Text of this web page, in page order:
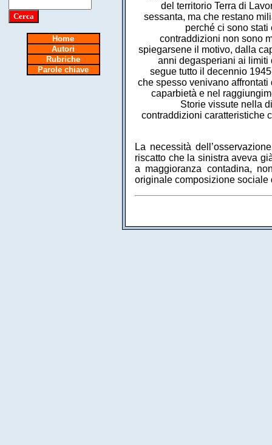
Home
Autori
Rubriche
Parole chiave
del territorio Terra di
sessanta, ma che restano
perché ci sono
contraddizioni non sono
spiegarsene il motivo, dalla
anni degasperiani ai limiti
segue tutto il decennio
che spesso venivano
caparbietà e nel
Storie vissute nella
contraddizioni caratteristiche
La necessità
riscatto che la sinistra aveva
a maggioranza contadina,
originale composizione sociale